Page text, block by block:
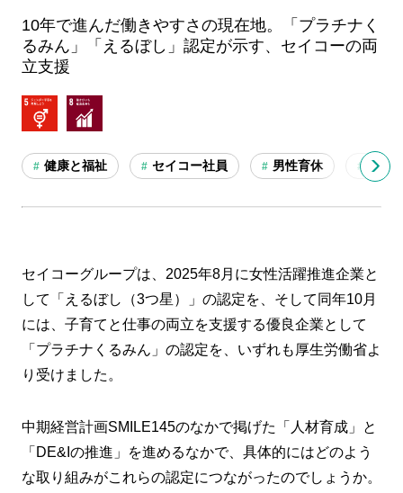
10年で進んだ働きやすさの現在地。「プラチナく
るみん」「えるぼし」認定が示す、セイコーの両
立支援
# 健康と福祉 # セイコー社員 # 男性育休 # 働き
セイコーグループは、2025年8月に女性活躍推進企業と
して「えるぼし（3つ星）」の認定を、そして同年10月
には、子育てと仕事の両立を支援する優良企業として
「プラチナくるみん」の認定を、いずれも厚生労働省よ
り受けました。
中期経営計画SMILE145のなかで掲げた「人材育成」と
「DE&Iの推進」を進めるなかで、具体的にはどのよう
な取り組みがこれらの認定につながったのでしょうか。